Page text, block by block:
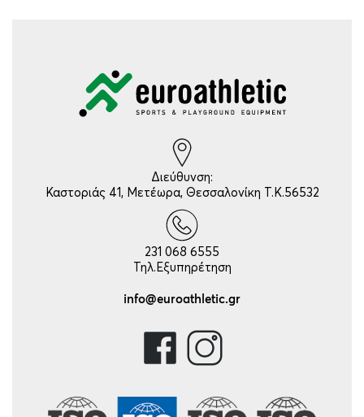
Διεύθυνση:
Καστοριάς 41, Μετέωρα, Θεσσαλονίκη Τ.Κ.56532
231 068 6555
Τηλ.Εξυπηρέτηση
info@euroathletic.gr